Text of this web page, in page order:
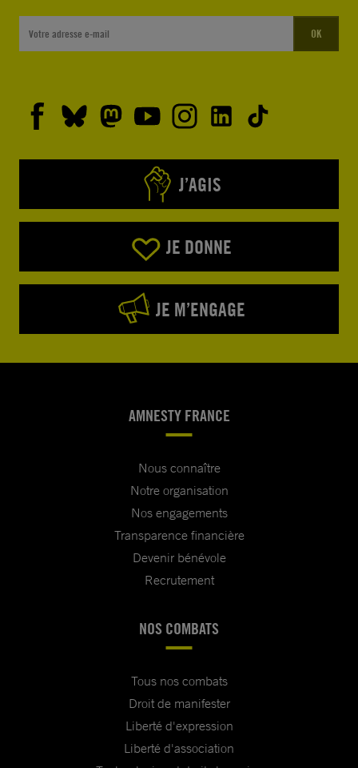
OK
J’AGIS
JE DONNE
JE M’ENGAGE
AMNESTY FRANCE
Nous connaître
Notre organisation
Nos engagements
Transparence financière
Devenir bénévole
Recrutement
NOS COMBATS
Tous nos combats
Droit de manifester
Liberté d'expression
Liberté d'association